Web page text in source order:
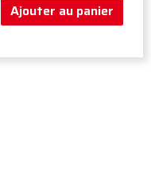
Ajouter au panier